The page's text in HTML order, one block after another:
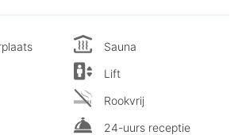
Sauna
Lift
Rookvrij
24-uurs receptie